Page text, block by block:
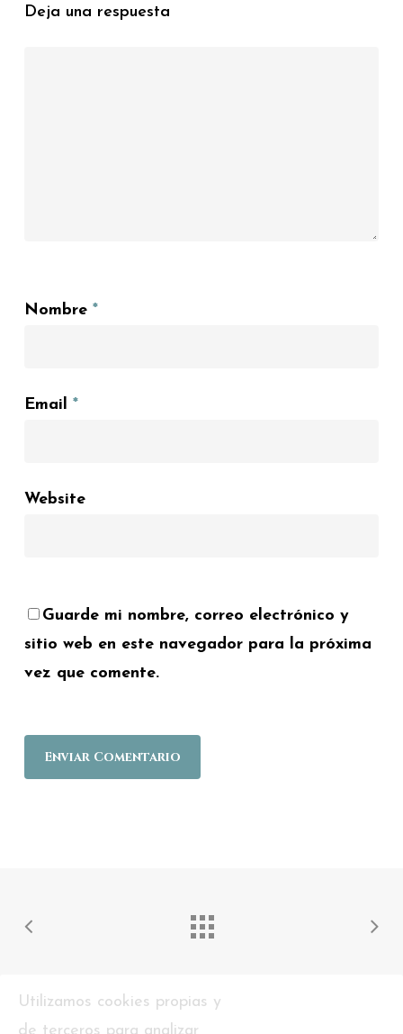
Deja una respuesta
Nombre *
Email *
Website
Guarde mi nombre, correo electrónico y
sitio web en este navegador para la próxima
vez que comente.
Utilizamos cookies propias y